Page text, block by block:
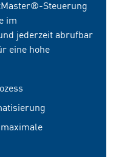
Steuerung
im
jederzeit abrufbar
eine hohe